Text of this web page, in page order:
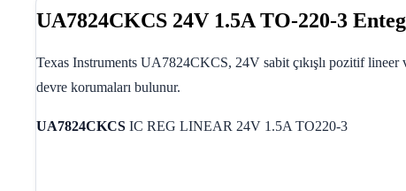
UA7824CKCS 24V 1.5A TO-220-3
Texas Instruments UA7824CKCS, 24V sabit çıkışlı pozitif lineer
devre korumaları bulunur.
UA7824CKCS IC REG LINEAR 24V 1.5A TO220-3